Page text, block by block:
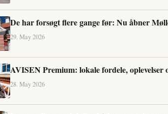
De har forsøgt flere gange før: Nu åbner
29. May 2026
AVISEN Premium: lokale fordele, oplevelser
28. May 2026